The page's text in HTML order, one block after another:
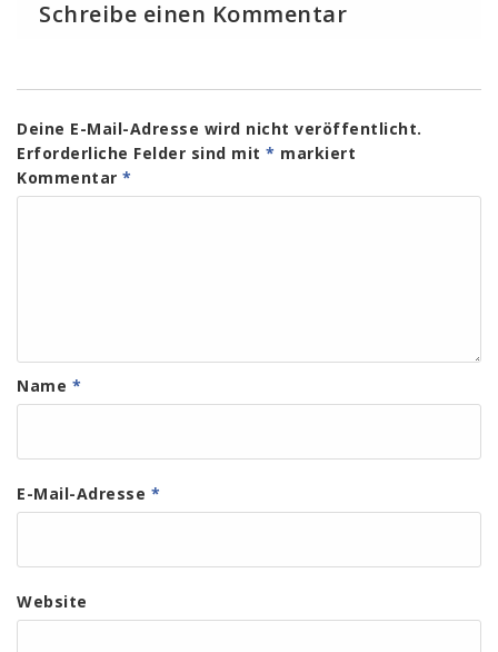
Schreibe einen Kommentar
Deine E-Mail-Adresse wird nicht veröffentlicht.
Erforderliche Felder sind mit * markiert
Kommentar *
Name *
E-Mail-Adresse *
Website